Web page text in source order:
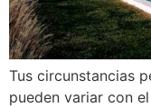
Tus circunstancias
pueden variar con